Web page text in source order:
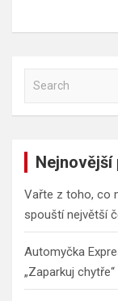
a
Nejnovější
Vařte z toho, co
spouští největší
Automyčka
„Zaparkuj chytře“